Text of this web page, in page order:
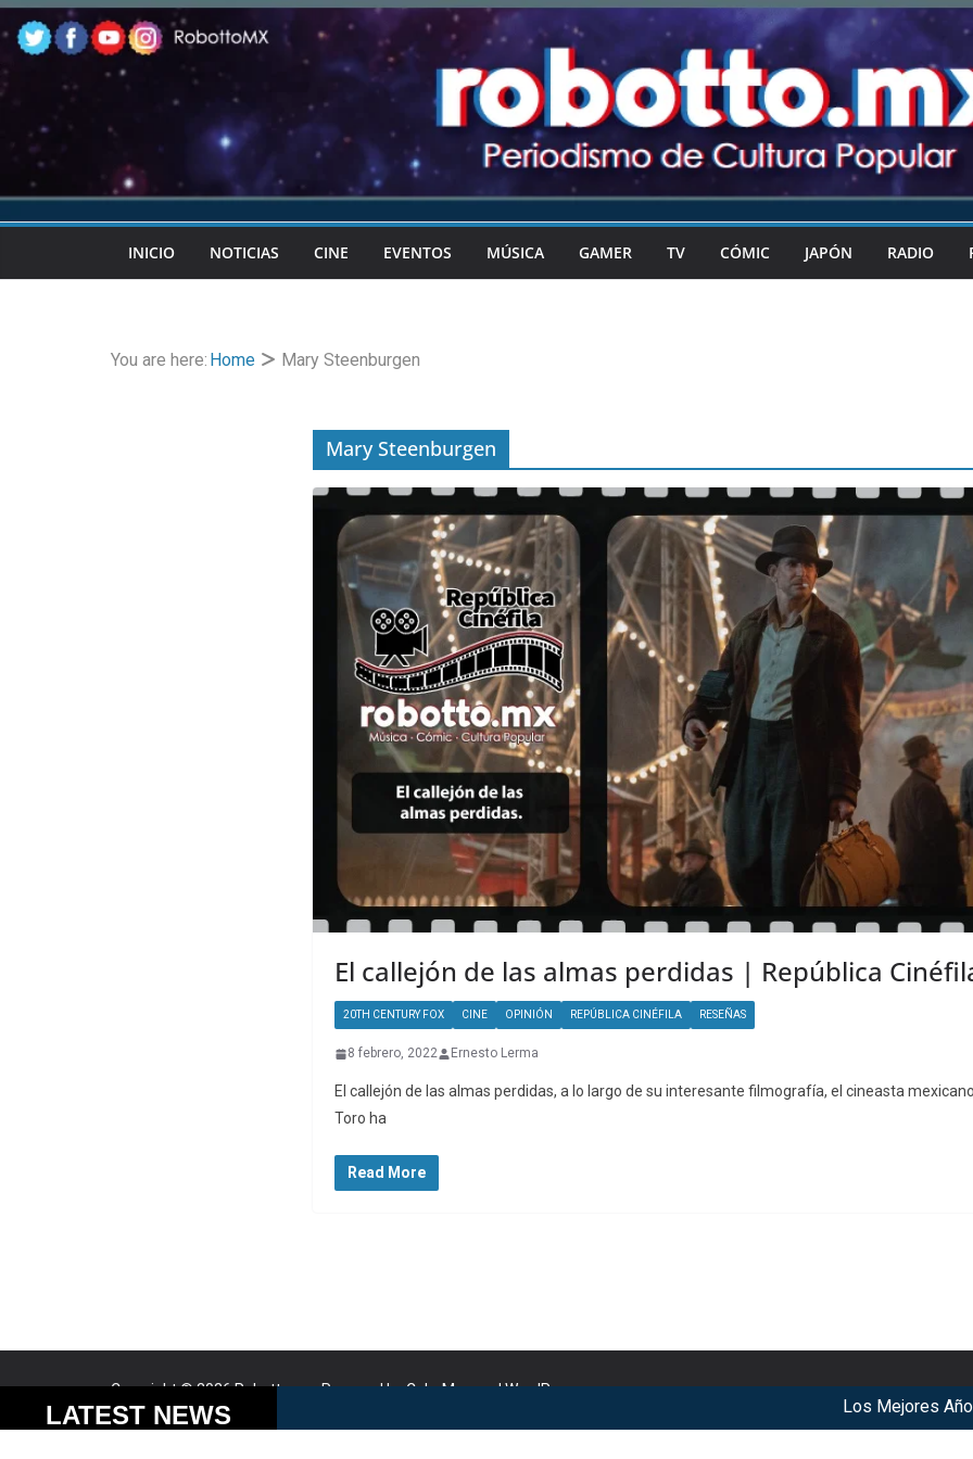
Skip
to
content
INICIO NOTICIAS CINE EVENTOS MÚSICA GAMER TV CÓMIC JAPÓN RADIO
You are here: Home Mary Steenburgen
Mary Steenburgen
El callejón de las almas perdidas | República
20TH CENTURY FOX CINE OPINIÓN REPÚBLICA CINÉFILA RESEÑAS
8 febrero, 2022 Ernesto Lerma
El callejón de las almas perdidas, a lo largo de su interesante filmografía, el cineasta
Toro ha
Read More
Copyright © 2026Robotto.mx. Powered byColorMagandWordPress.
LATEST NEWS Los Mejores Años
Cookies help us deliver our services. By using our services, you agree to our use of